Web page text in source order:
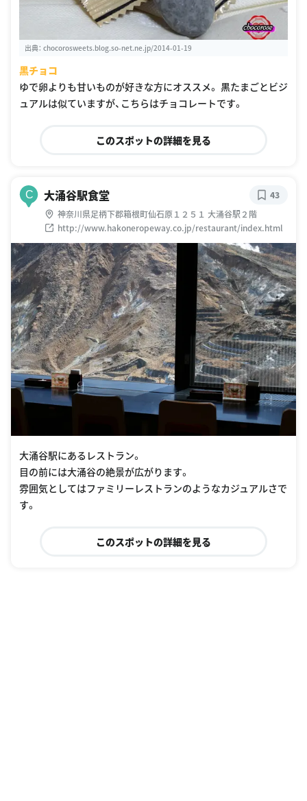
出典： chocorosweets.blog.so-net.ne.jp/2014-01-19
黒チョコ
ゆで卵よりも甘いものが好きな方にオススメ。 黒たまごとビジ
ュアルは似ていますが、こちらはチョコレートです。
このスポットの詳細を見る
C 大涌谷駅食堂
神奈川県足柄下郡箱根町仙石原１２５１ 大涌谷駅２階
http://www.hakoneropeway.co.jp/restaurant/index.html
43
大涌谷駅にあるレストラン。
目の前には大涌谷の絶景が広がります。
雰囲気としてはファミリーレストランのようなカジュアルさで
す。
このスポットの詳細を見る